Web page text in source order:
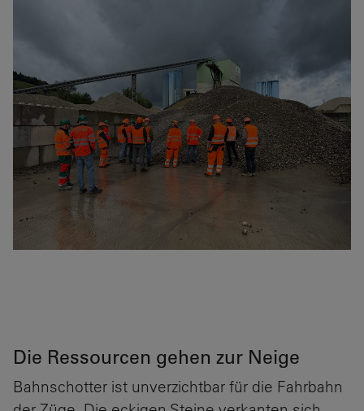
Die Ressourcen gehen zur Neige
Bahnschotter ist unverzichtbar für die Fahrbahn